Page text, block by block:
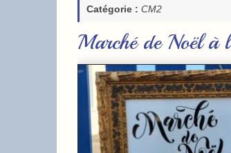
Catégorie : CM2
Marché de Noël à